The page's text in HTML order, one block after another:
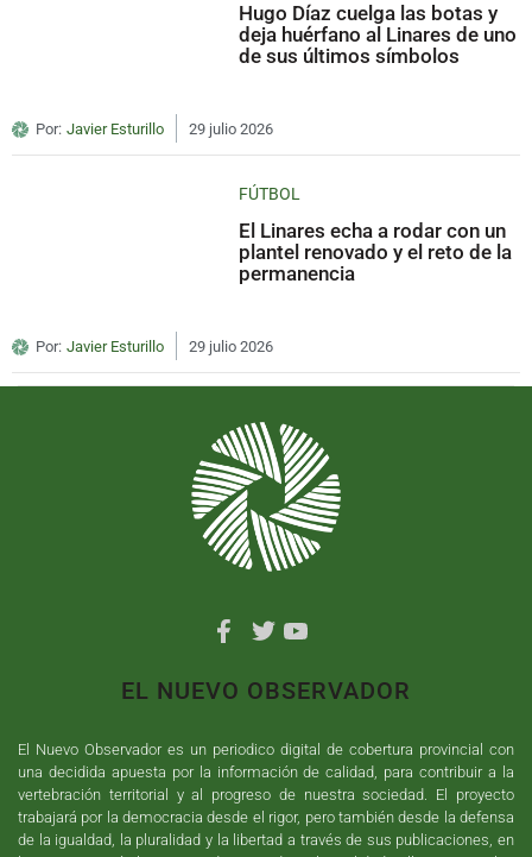
Hugo Díaz cuelga las botas y
deja huérfano al Linares de uno
de sus últimos símbolos
Por: Javier Esturillo 29 julio 2026
FÚTBOL
El Linares echa a rodar con un
plantel renovado y el reto de la
permanencia
Por: Javier Esturillo 29 julio 2026
EL NUEVO OBSERVADOR
El Nuevo Observador es un periodico digital de cobertura provincial con
una decidida apuesta por la información de calidad, para contribuir a la
vertebración territorial y al progreso de nuestra sociedad. El proyecto
trabajará por la democracia desde el rigor, pero también desde la defensa
de la igualdad, la pluralidad y la libertad a través de sus publicaciones, en